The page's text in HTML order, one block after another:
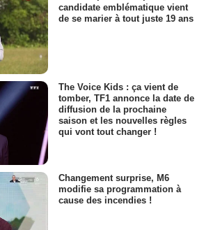
candidate emblématique vient
de se marier à tout juste 19 ans
The Voice Kids : ça vient de
tomber, TF1 annonce la date de
diffusion de la prochaine
saison et les nouvelles règles
qui vont tout changer !
Changement surprise, M6
modifie sa programmation à
cause des incendies !